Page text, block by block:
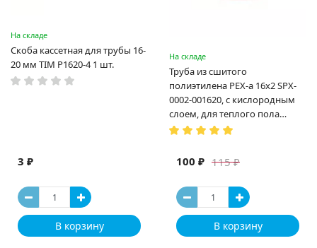
На складе
Скоба кассетная для трубы 16-
20 мм TIM P1620-4 1 шт.
3 ₽
В корзину
На складе
Труба из сшитого
полиэтилена PEX-a 16х2 SPX-
0002-001620, с кислородным
слоем, для теплого пола
(Испания)
115 ₽
100 ₽
В корзину